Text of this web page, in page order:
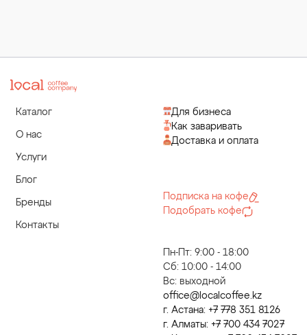
Каталог
О нас
Услуги
Блог
Бренды
Контакты
Для бизнеса
Как заваривать
Доставка и оплата
Пн-Пт: 9:00 - 18:00
Сб: 10:00 - 14:00
Вс: выходной
office@localcoffee.kz
г. Астана: +7 778 351 8126
г. Алматы: +7 700 434 7027
Подписка на кофе
Подобрать кофе